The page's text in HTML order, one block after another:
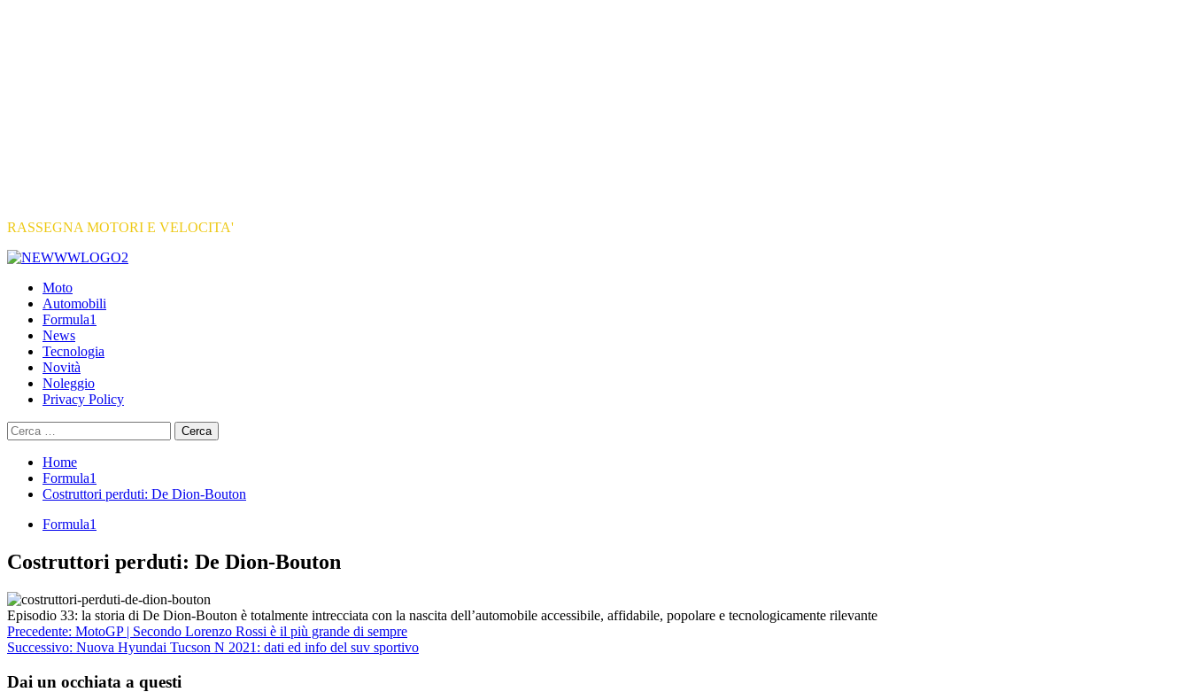
RASSEGNA MOTORI E VELOCITA'
Primary
Moto
Automobili
Formula1
News
Tecnologia
Novità
Noleggio
Privacy Policy
Ricerca
per:
Home
Formula1
Costruttori perduti: De Dion-Bouton
Formula1
Costruttori perduti: De Dion-Bouton
Episodio 33: la storia di De Dion-Bouton è totalmente intrecciata con la nascita dell’automobile accessibile, affidabile, popolare e tecnologicamente rilevante
Navigazione
articolo
Precedente: MotoGP | Secondo Lorenzo Rossi è il più grande di sempre
Successivo: Nuova Hyundai Tucson N 2021: dati ed info del suv sportivo
Dai un occhiata a questi